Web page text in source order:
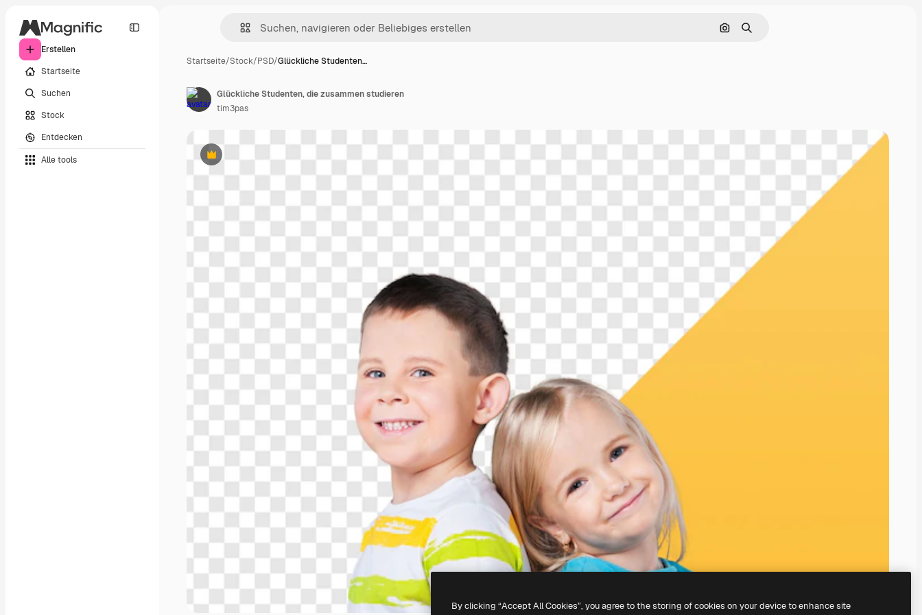
Erstellen
Startseite
Suchen
Stock
Entdecken
Alle tools
Nach Bild suchen
Suchen
Startseite/Stock/PSD/Glückliche Studenten…
Premium
Glückliche Studenten, die zusammen studieren
tim3pas
By clicking “Accept All Cookies”, you agree to the storing of cookies on your device to enhance site